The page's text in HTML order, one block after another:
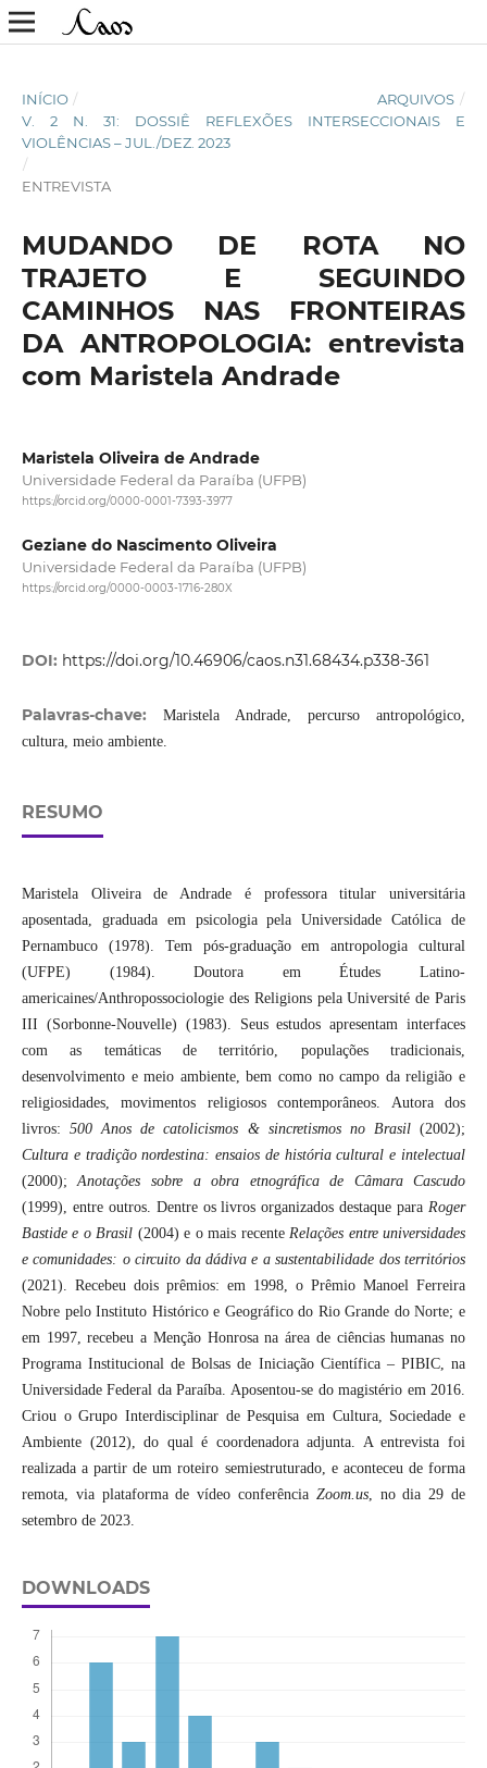
INÍCIO / ARQUIVOS /
V. 2 N. 31: DOSSIÊ REFLEXÕES INTERSECCIONAIS E
VIOLÊNCIAS – JUL./DEZ. 2023
/
ENTREVISTA
MUDANDO DE ROTA NO
TRAJETO E SEGUINDO
CAMINHOS NAS FRONTEIRAS
DA ANTROPOLOGIA: entrevista
com Maristela Andrade
Maristela Oliveira de Andrade
Universidade Federal da Paraíba (UFPB)
https://orcid.org/0000-0001-7393-3977
Geziane do Nascimento Oliveira
Universidade Federal da Paraíba (UFPB)
https://orcid.org/0000-0003-1716-280X
DOI: https://doi.org/10.46906/caos.n31.68434.p338-361
Palavras-chave:
Maristela Andrade, percurso antropológico,
cultura, meio ambiente.
RESUMO
Maristela Oliveira de Andrade é professora titular universitária
aposentada, graduada em psicologia pela Universidade Católica de
Pernambuco (1978). Tem pós-graduação em antropologia cultural
(UFPE) (1984). Doutora em Études Latino-
americaines/Anthropossociologie des Religions pela Université de Paris
III (Sorbonne-Nouvelle) (1983). Seus estudos apresentam interfaces
com as temáticas de território, populações tradicionais,
desenvolvimento e meio ambiente, bem como no campo da religião e
religiosidades, movimentos religiosos contemporâneos. Autora dos
livros:500 Anos de catolicismos & sincretismos no Brasil(2002);
Cultura e tradição nordestina: ensaios de história cultural e intelectual
(2000);Anotações sobre a obra etnográfica de Câmara Cascudo
(1999), entre outros. Dentre os livros organizados destaque para Roger
Bastide e o Brasil (2004) e o mais recente Relações entre universidades
e comunidades: o circuito da dádiva e a sustentabilidade dos territórios
(2021). Recebeu dois prêmios: em 1998, o Prêmio Manoel Ferreira
Nobre pelo Instituto Histórico e Geográfico do Rio Grande do Norte; e
em 1997, recebeu a Menção Honrosa na área de ciências humanas no
Programa Institucional de Bolsas de Iniciação Científica – PIBIC, na
Universidade Federal da Paraíba. Aposentou-se do magistério em 2016.
Criou o Grupo Interdisciplinar de Pesquisa em Cultura, Sociedade e
Ambiente (2012), do qual é coordenadora adjunta. A entrevista foi
realizada a partir de um roteiro semiestruturado, e aconteceu de forma
remota, via plataforma de vídeo conferência Zoom.us, no dia 29 de
setembro de 2023.
DOWNLOADS